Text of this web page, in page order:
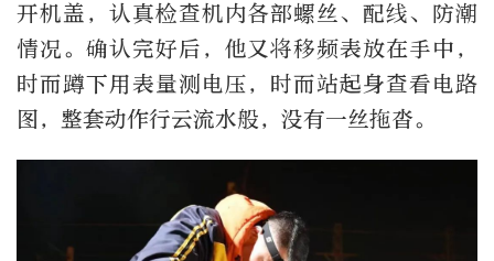
开机盖，认真检查机内各部螺丝、配线、防潮
情况。确认完好后，他又将移频表放在手中，
时而蹲下用表量测电压，时而站起身查看电路
图，整套动作行云流水般，没有一丝拖沓。